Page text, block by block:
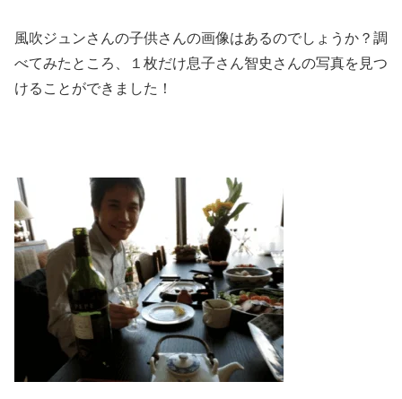
風吹ジュンさんの子供さんの画像はあるのでしょうか？調
べてみたところ、１枚だけ息子さん智史さんの写真を見つ
けることができました！